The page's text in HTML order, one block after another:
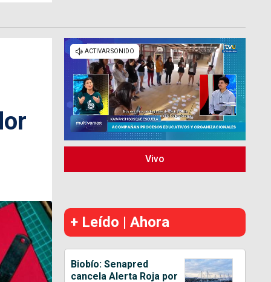
Vivo
+ Leído | Ahora
Biobío: Senapred
cancela Alerta Roja por